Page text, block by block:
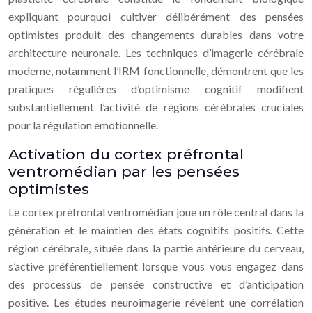
expliquant pourquoi cultiver délibérément des pensées
optimistes produit des changements durables dans votre
architecture neuronale. Les techniques d’imagerie cérébrale
moderne, notamment l’IRM fonctionnelle, démontrent que les
pratiques régulières d’optimisme cognitif modifient
substantiellement l’activité de régions cérébrales cruciales
pour la régulation émotionnelle.
Activation du cortex préfrontal
ventromédian par les pensées
optimistes
Le cortex préfrontal ventromédian joue un rôle central dans la
génération et le maintien des états cognitifs positifs. Cette
région cérébrale, située dans la partie antérieure du cerveau,
s’active préférentiellement lorsque vous vous engagez dans
des processus de pensée constructive et d’anticipation
positive. Les études neuroimagerie révèlent une corrélation